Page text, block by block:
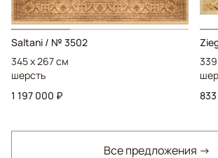
Saltani / № 3502
345 x 267 см
шерсть
1 197 000 ₽
Все предложения →